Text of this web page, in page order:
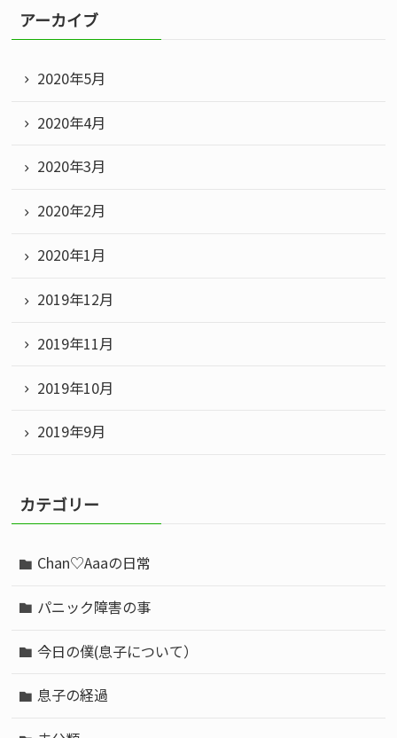
アーカイブ
2020年5月
2020年4月
2020年3月
2020年2月
2020年1月
2019年12月
2019年11月
2019年10月
2019年9月
カテゴリー
Chan♡Aaaの日常
パニック障害の事
今日の僕(息子について）
息子の経過